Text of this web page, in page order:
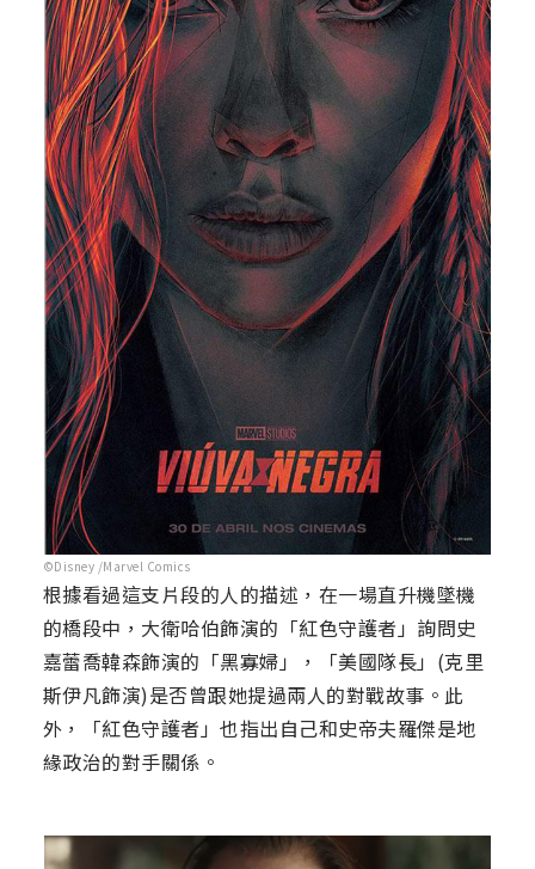
©Disney /Marvel Comics
根據看過這支片段的人的描述，在一場直升機墜機
的橋段中，大衛哈伯飾演的「紅色守護者」詢問史
嘉蕾喬韓森飾演的「黑寡婦」，「美國隊長」(克里
斯伊凡飾演)是否曾跟她提過兩人的對戰故事。此
外，「紅色守護者」也指出自己和史帝夫羅傑是地
緣政治的對手關係。